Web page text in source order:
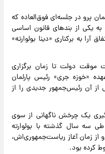
پرو در جلسه‌ای فوق‌العاده که
یکی از بندهای قانون اساسی
آرا به برکناری «دینا بولوارته»
موقت دولت تا زمان برگزاری
در ۱۲ آوریل به‌عهده «خوزه جری» رئیس پارلمان
از آن رئیس‌جمهور جدیدی را از
یک چرخش ناگهانی از سوی
سه سال گذشته با بولوارته
از زمان آغاز ریاست‌جمهوری‌اش،